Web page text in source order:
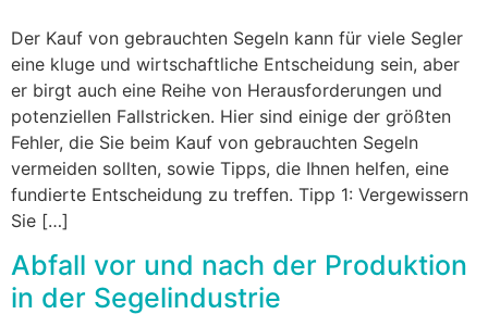
Der Kauf von gebrauchten Segeln kann für viele Segler
eine kluge und wirtschaftliche Entscheidung sein, aber
er birgt auch eine Reihe von Herausforderungen und
potenziellen Fallstricken. Hier sind einige der größten
Fehler, die Sie beim Kauf von gebrauchten Segeln
vermeiden sollten, sowie Tipps, die Ihnen helfen, eine
fundierte Entscheidung zu treffen. Tipp 1: Vergewissern
Sie […]
Abfall vor und nach der Produktion
in der Segelindustrie